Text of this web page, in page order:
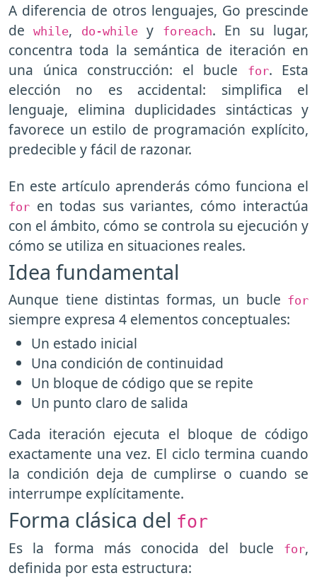
A diferencia de otros lenguajes, Go prescinde
dewhile, do-whiley foreach. En su lugar,
concentra toda la semántica de iteración en
una única construcción: el bucle
for. Esta
elección no es accidental: simplifica el
lenguaje, elimina duplicidades sintácticas y
favorece un estilo de programación explícito,
predecible y fácil de razonar.
En este artículo aprenderás cómo funciona el
for en todas sus variantes, cómo interactúa
con el ámbito, cómo se controla su ejecución y
cómo se utiliza en situaciones reales.
Idea fundamental
Aunque tiene distintas formas, un bucle for
siempre expresa 4 elementos conceptuales:
Un estado inicial
Una condición de continuidad
Un bloque de código que se repite
Un punto claro de salida
Cada iteración ejecuta el bloque de código
exactamente una vez. El ciclo termina cuando
la condición deja de cumplirse o cuando se
interrumpe explícitamente.
Forma clásica del for
Es la forma más conocida del bucle for,
definida por esta estructura: